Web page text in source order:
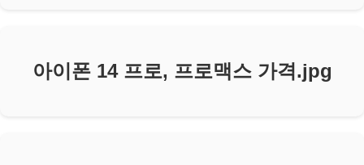
아이폰 14 프로, 프로맥스 가격.jpg